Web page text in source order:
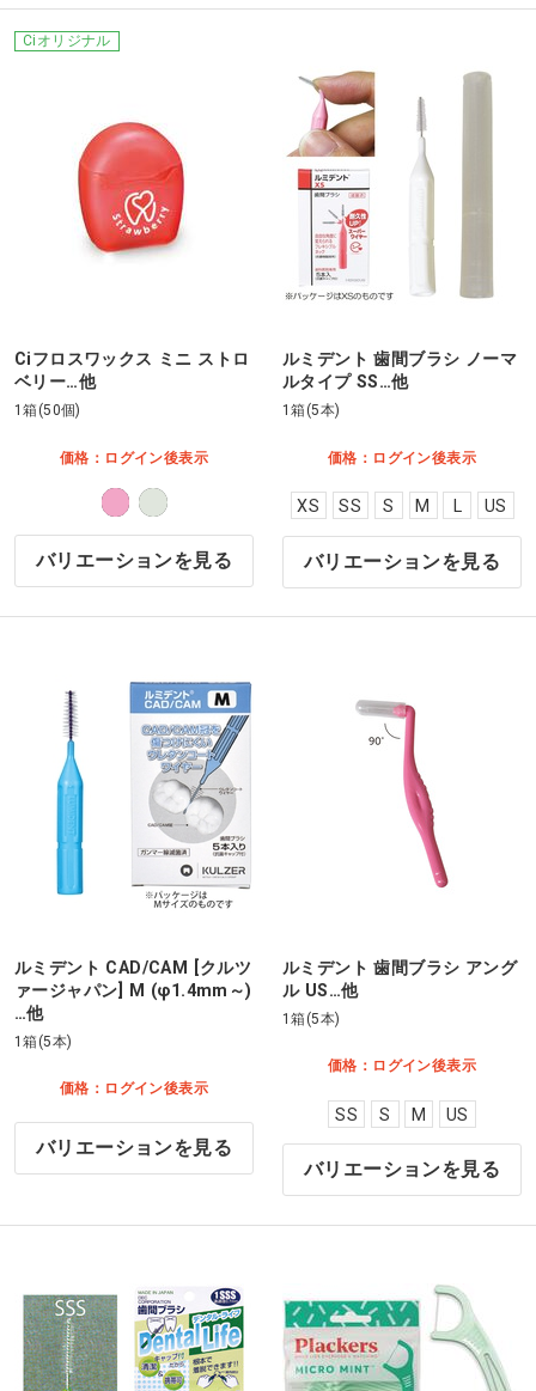
Ciオリジナル
Ciフロスワックス ミニ ストロ
ベリー…他
1箱(50個)
価格：ログイン後表示
バリエーションを見る
ルミデント 歯間ブラシ ノーマ
ルタイプ SS…他
1箱(5本)
価格：ログイン後表示
XS SS S M US
バリエーションを見る
ルミデント CAD/CAM [クルツ
ァージャパン] M (φ1.4mm～)
…他
1箱(5本)
価格：ログイン後表示
バリエーションを見る
ルミデント 歯間ブラシ アング
ル US…他
1箱(5本)
価格：ログイン後表示
SS S M US
バリエーションを見る